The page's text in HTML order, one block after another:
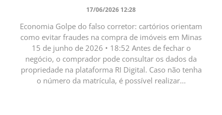
17/06/2026 12:28
Economia Golpe do falso corretor: cartórios orientam
como evitar fraudes na compra de imóveis em Minas
15 de junho de 2026 • 18:52 Antes de fechar o
negócio, o comprador pode consultar os dados da
propriedade na plataforma RI Digital. Caso não tenha
o número da matrícula, é possível realizar...